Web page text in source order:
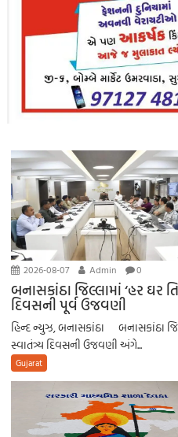
2026-08-07 Admin 0
બનાસકાંઠા જિલ્લામાં ‘હર ઘર
દિવસની પૂર્વ ઉજવણી
હિન્દ ન્યુઝ, બનાસકાંઠા બનાસકાંઠા
સ્વાતંત્ર્ય દિવસની ઉજવણી અંગે...
Gujarat